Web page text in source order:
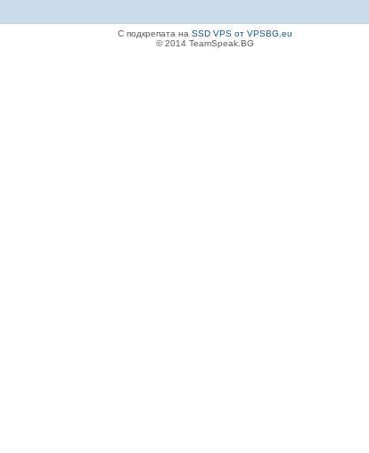
С подкрепата на SSD VPS от VPSBG.eu
© 2014 TeamSpeak.BG